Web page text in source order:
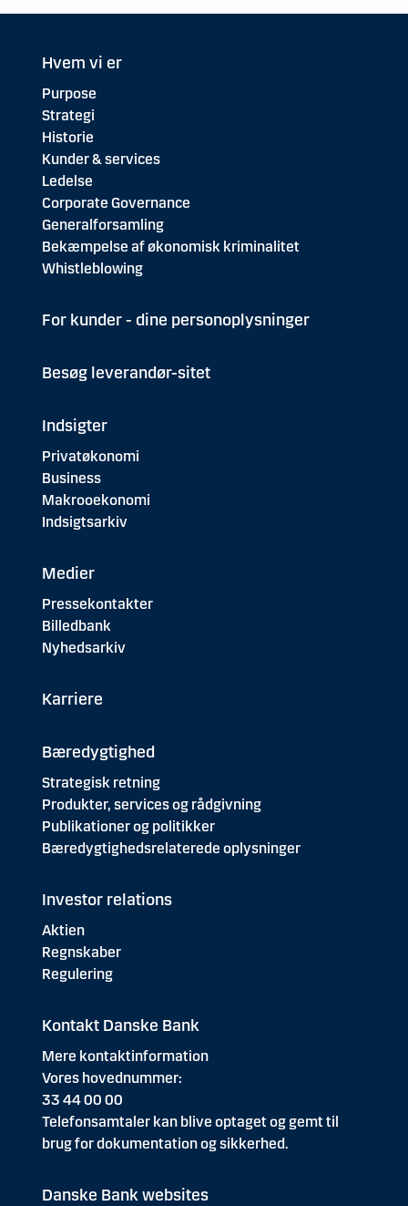
Hvem vi er
Purpose
Strategi
Historie
Kunder & services
Ledelse
Corporate Governance
Generalforsamling
Bekæmpelse af økonomisk kriminalitet
Whistleblowing
For kunder - dine personoplysninger
Besøg leverandør-sitet
Indsigter
Privatøkonomi
Business
Makrooekonomi
Indsigtsarkiv
Medier
Pressekontakter
Billedbank
Nyhedsarkiv
Karriere
Bæredygtighed
Strategisk retning
Produkter, services og rådgivning
Publikationer og politikker
Bæredygtighedsrelaterede oplysninger
Investor relations
Aktien
Regnskaber
Regulering
Kontakt Danske Bank
Mere kontaktinformation
Vores hovednummer:
33 44 00 00
Telefonsamtaler kan blive optaget og gemt til
brug for dokumentation og sikkerhed.
Danske Bank websites